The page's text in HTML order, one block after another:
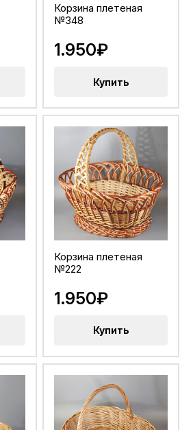
Корзина плетеная
№348
1.950₽
Купить
Корзина плетеная
№222
1.950₽
Купить